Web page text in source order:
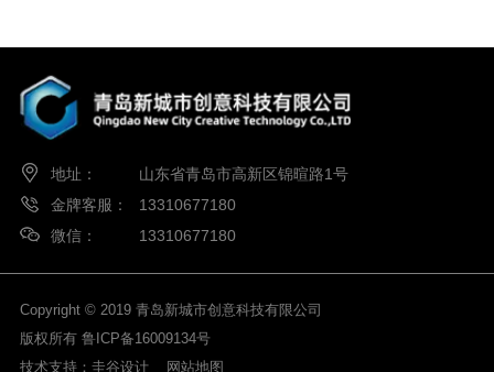
地址：
山东省青岛市高新区锦暄路1号
金牌客服：
13310677180
微信：
13310677180
Copyright © 2019 青岛新城市创意科技有限公司
版权所有 鲁ICP备16009134号
技术支持： 圭谷设计 网站地图